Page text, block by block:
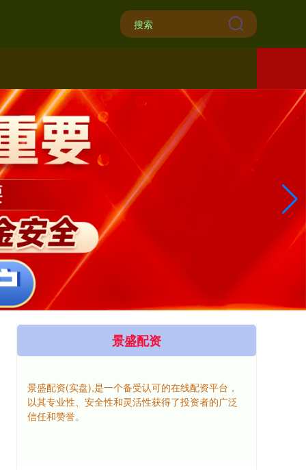
景盛配资
景盛配资(实盘),是一个备受认可的在线配资平台，
以其专业性、安全性和灵活性获得了投资者的广泛
信任和赞誉。